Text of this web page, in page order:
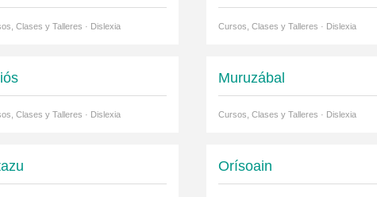
Clases y Talleres · Dislexia Cursos, Clases y Talleres · Dislexia
Clases y Talleres · Dislexia
Muruzábal
Cursos, Clases y Talleres · Dislexia
Orísoain